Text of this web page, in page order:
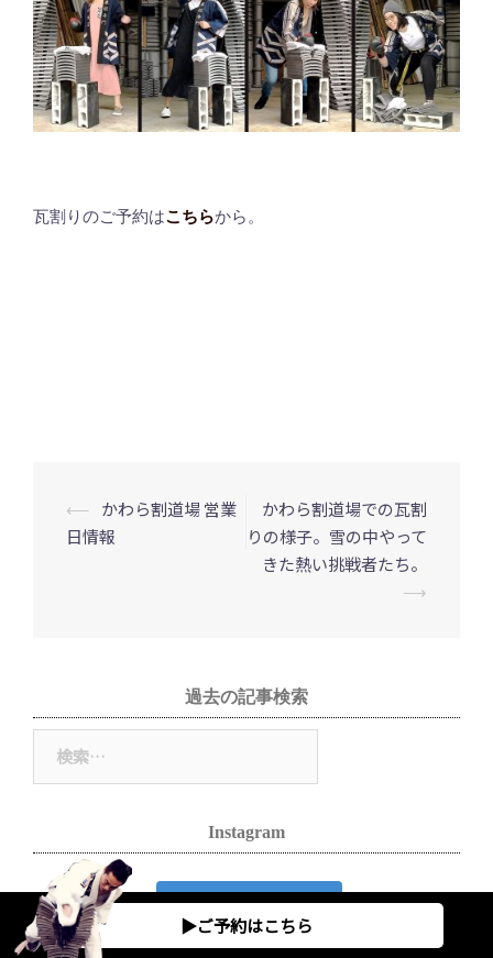
瓦割りのご予約はこちらから。
投
稿
シ
ョ
ン
⟵ かわら割道場 営業
日情報
かわら割道場での瓦割
りの様子。雪の中やって
きた熱い挑戦者たち。
⟶
過去の記事検索
Instagram
Follow on Instagram
▶︎ご予約はこちら